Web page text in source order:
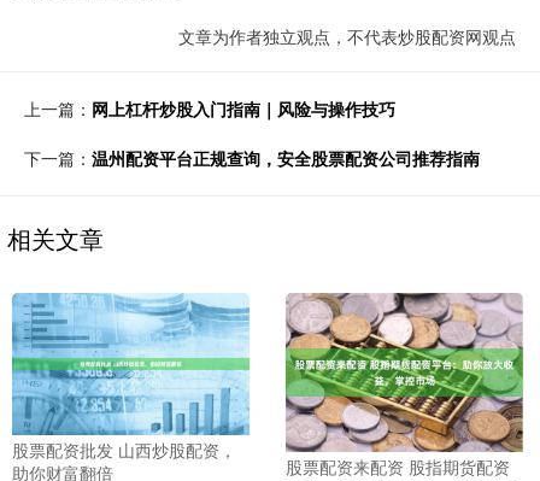
文章为作者独立观点，不代表炒股配资网观点
上一篇： 网上杠杆炒股入门指南｜风险与操作技巧
下一篇： 温州配资平台正规查询，安全股票配资公司推荐指南
相关文章
股票配资批发 山西炒股配资，
助你财富翻倍
股票配资来配资 股指期货配资